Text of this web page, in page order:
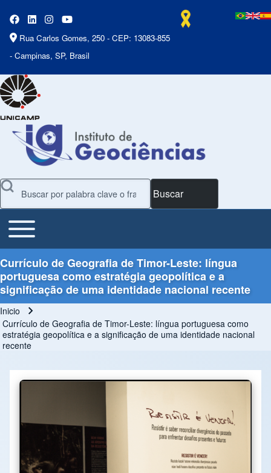
Rua Carlos Gomes, 250 - CEP: 13083-855
- Campinas, SP, Brasil
Buscar
Main Menu
Toggle main menu
Currículo de Geografia de Timor-Leste: língua
portuguesa como estratégia geopolítica e a
significação de uma identidade nacional recente
Ruta de navegación
Inicio
Currículo de Geografia de Timor-Leste: língua portuguesa como
estratégia geopolítica e a significação de uma identidade nacional
recente